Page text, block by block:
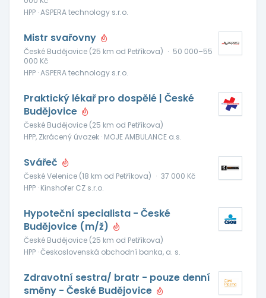
HPP · ASPERA technology s.r.o.
Mistr svařovny
České Budějovice (25 km od Petříkova) · 50 000–55
000 Kč
HPP · ASPERA technology s.r.o.
Praktický lékař pro dospělé | České
Budějovice
České Budějovice (25 km od Petříkova)
HPP, Zkrácený úvazek · MOJE AMBULANCE a.s.
Svářeč
České Velenice (18 km od Petříkova) · 37 000 Kč
HPP · Kinshofer CZ s.r.o.
Hypoteční specialista - České
Budějovice (m/ž)
České Budějovice (25 km od Petříkova)
HPP · Československá obchodní banka, a. s.
Zdravotní sestra/ bratr - pouze denní
směny - České Budějovice